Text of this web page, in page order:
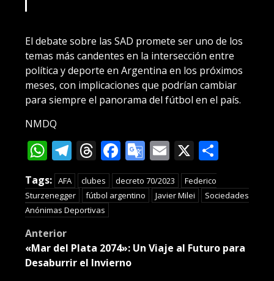
El debate sobre las SAD promete ser uno de los
temas más candentes en la intersección entre
política y deporte en Argentina en los próximos
meses, con implicaciones que podrían cambiar
para siempre el panorama del fútbol en el país.
NMDQ
WhatsApp
Telegram
Threads
Facebook
Google
Translate
Email
X
Tags: AFA clubes decreto 70/2023
Federico
Sturzenegger
fútbol argentino Javier Milei
Sociedades
Anónimas Deportivas
Post
navigation
Anterior
«Mar del Plata 2074»: Un Viaje al Futuro para
Desaburrir el Invierno